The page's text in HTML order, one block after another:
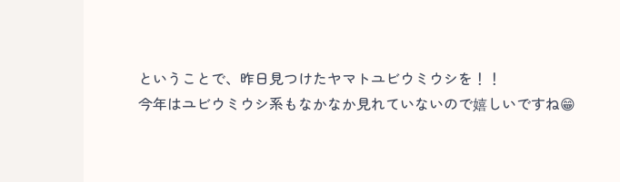
ということで、昨日見つけたヤマトユビウミウシを！！
今年はユビウミウシ系もなかなか見れていないので嬉しいですね😁